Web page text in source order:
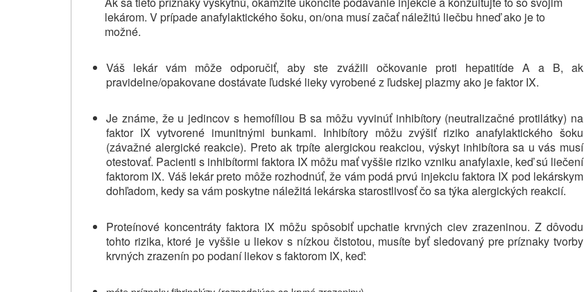
lekárom. V prípade anafylaktického šoku, on/ona musí začať náležitú liečbu hneď ako je to
možné.
Váš lekár vám môže odporučiť, aby ste zvážili očkovanie proti hepatitíde A a B, ak
pravidelne/opakovane dostávate ľudské lieky vyrobené z ľudskej plazmy ako je faktor IX.
Je známe, že u jedincov s hemofíliou B sa môžu vyvinúť inhibítory (neutralizačné protilátky) na
faktor IX vytvorené imunitnými bunkami. Inhibítory môžu zvýšiť riziko anafylaktického šoku
(závažné alergické reakcie). Preto ak trpíte alergickou reakciou, výskyt inhibítora sa u vás musí
otestovať. Pacienti s inhibítormi faktora IX môžu mať vyššie riziko vzniku anafylaxie, keď sú liečení
faktorom IX. Váš lekár preto môže rozhodnúť, že vám podá prvú injekciu faktora IX pod lekárskym
dohľadom, kedy sa vám poskytne náležitá lekárska starostlivosť čo sa týka alergických reakcií.
Proteínové koncentráty faktora IX môžu spôsobiť upchatie krvných ciev zrazeninou. Z dôvodu
tohto rizika, ktoré je vyššie u liekov s nízkou čistotou, musíte byť sledovaný pre príznaky tvorby
krvných zrazenín po podaní liekov s faktorom IX, keď: